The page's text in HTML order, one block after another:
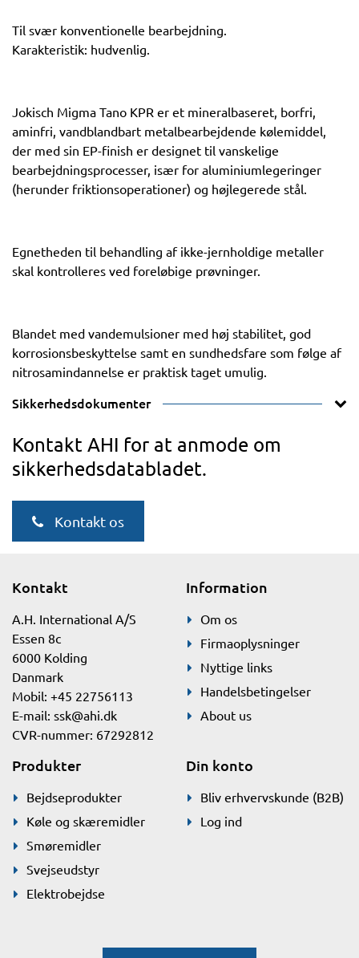
Til svær konventionelle bearbejdning.
Karakteristik: hudvenlig.
Jokisch Migma Tano KPR er et mineralbaseret, borfri,
aminfri, vandblandbart metalbearbejdende kølemiddel,
der med sin EP-finish er designet til vanskelige
bearbejdningsprocesser, især for aluminiumlegeringer
(herunder friktionsoperationer) og højlegerede stål.
Egnetheden til behandling af ikke-jernholdige metaller
skal kontrolleres ved foreløbige prøvninger.
Blandet med vandemulsioner med høj stabilitet, god
korrosionsbeskyttelse samt en sundhedsfare som følge af
nitrosamindannelse er praktisk taget umulig.
Sikkerhedsdokumenter
Kontakt AHI for at anmode om
sikkerhedsdatabladet.
Kontakt os
Kontakt
A.H. International A/S
Essen 8c
6000 Kolding
Danmark
Mobil: +45 22756113
E-mail: ssk@ahi.dk
CVR-nummer: 67292812
Information
Om os
Firmaoplysninger
Nyttige links
Handelsbetingelser
About us
Produkter
Bejdseprodukter
Køle og skæremidler
Smøremidler
Svejseudstyr
Elektrobejdse
Din konto
Bliv erhvervskunde (B2B)
Log ind